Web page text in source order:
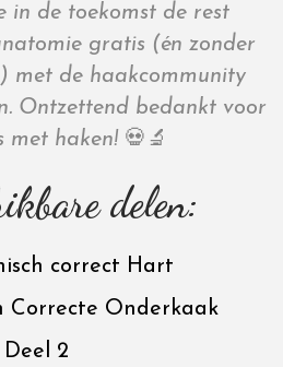
in de toekomst de rest
gratis (én zonder
met de haakcommunity
Ontzettend bedankt voor
met haken! 💀🔬
delen:
correct Hart
Correcte Onderkaak
Deel 2